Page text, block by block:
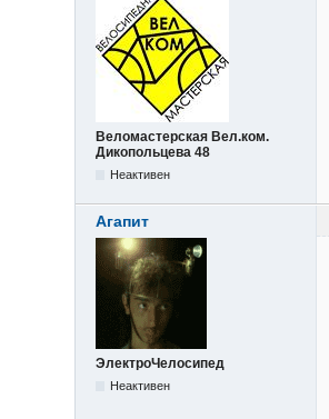
Веломастерская Вел.ком.
Дикопольцева 48
Неактивен
Агапит
ЭлектроЧелосипед
Неактивен